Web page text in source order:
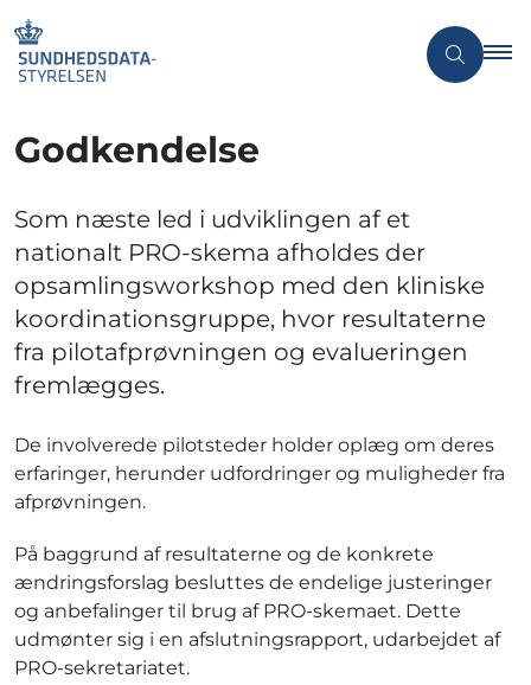
Godkendelse
Som næste led i udviklingen af et
nationalt PRO-skema afholdes der
opsamlingsworkshop med den kliniske
koordinationsgruppe, hvor resultaterne
fra pilotafprøvningen og evalueringen
fremlægges.
De involverede pilotsteder holder oplæg om deres
erfaringer, herunder udfordringer og muligheder fra
afprøvningen.
På baggrund af resultaterne og de konkrete
ændringsforslag besluttes de endelige justeringer
og anbefalinger til brug af PRO-skemaet. Dette
udmønter sig i en afslutningsrapport, udarbejdet af
PRO-sekretariatet.